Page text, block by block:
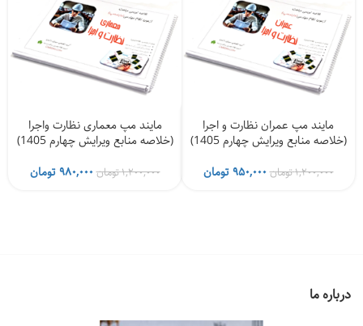
مایند مپ عمران نظارت و اجرا
(خلاصه منابع ویرایش چهارم 1405)
۱,۲۰۰,۰۰۰تومانقیمت
۹۵۰,۰۰۰تومانقیمت
مایند مپ معماری نظارت واجرا
(خلاصه منابع ویرایش چهارم 1405)
۱,۲۰۰,۰۰۰تومانقیمت
۹۸۰,۰۰۰تومانقیمت
درباره ما